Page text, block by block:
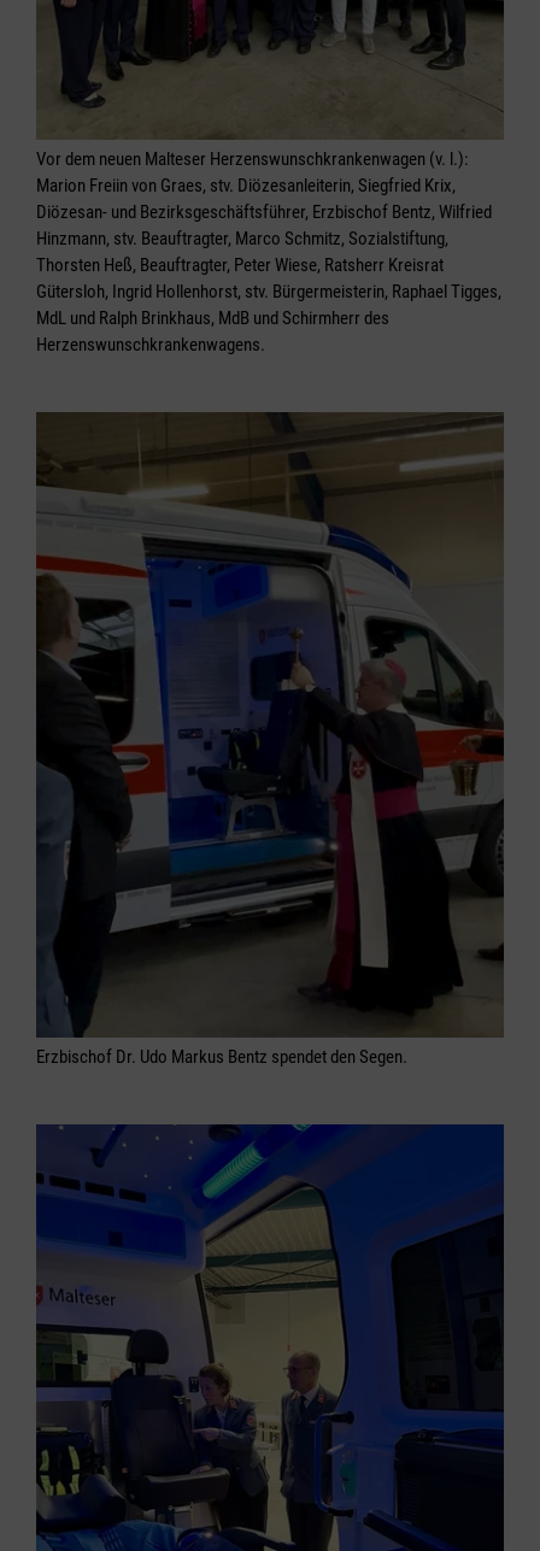
Vor dem neuen Malteser Herzenswunschkrankenwagen (v. l.):
Marion Freiin von Graes, stv. Diözesanleiterin, Siegfried Krix,
Diözesan- und Bezirksgeschäftsführer, Erzbischof Bentz, Wilfried
Hinzmann, stv. Beauftragter, Marco Schmitz, Sozialstiftung,
Thorsten Heß, Beauftragter, Peter Wiese, Ratsherr Kreisrat
Gütersloh, Ingrid Hollenhorst, stv. Bürgermeisterin, Raphael Tigges,
MdL und Ralph Brinkhaus, MdB und Schirmherr des
Herzenswunschkrankenwagens.
Erzbischof Dr. Udo Markus Bentz spendet den Segen.